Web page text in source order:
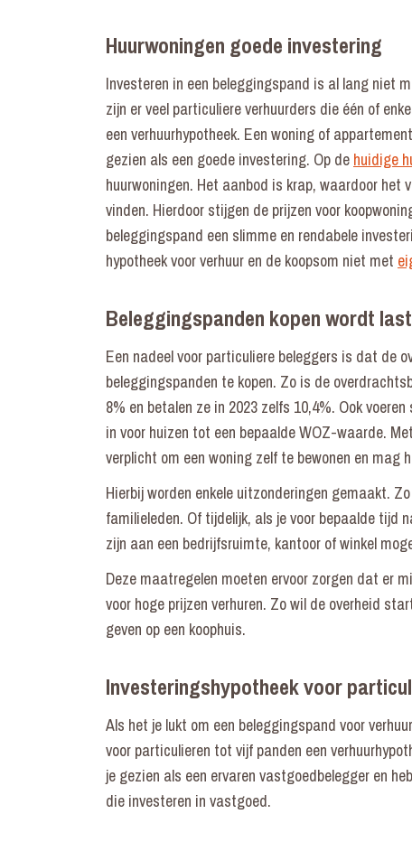
Huurwoningen goede investering
Investeren in een beleggingspand is al lang niet
zijn er veel particuliere verhuurders die één of
een verhuurhypotheek. Een woning of
gezien als een goede investering. Op de huidige
huurwoningen. Het aanbod is krap, waardoor
vinden. Hierdoor stijgen de prijzen voor
beleggingspand een slimme en rendabele
hypotheek voor verhuur en de koopsom niet met
Beleggingspanden kopen wordt
Een nadeel voor particuliere beleggers is dat de
beleggingspanden te kopen. Zo is de
8% en betalen ze in 2023 zelfs 10,4%. Ook
in voor huizen tot een bepaalde WOZ-waarde.
verplicht om een woning zelf te bewonen en mag
Hierbij worden enkele uitzonderingen gemaakt.
familieleden. Of tijdelijk, als je voor bepaalde tijd
zijn aan een bedrijfsruimte, kantoor of winkel
Deze maatregelen moeten ervoor zorgen dat er
voor hoge prijzen verhuren. Zo wil de overheid
geven op een koophuis.
Investeringshypotheek voor
Als het je lukt om een beleggingspand voor
voor particulieren tot vijf panden een
je gezien als een ervaren vastgoedbelegger en
die investeren in vastgoed.